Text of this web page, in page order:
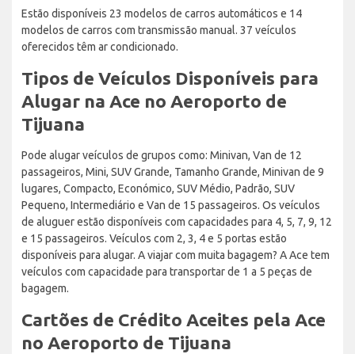
Estão disponíveis 23 modelos de carros automáticos e 14
modelos de carros com transmissão manual. 37 veículos
oferecidos têm ar condicionado.
Tipos de Veículos Disponíveis para
Alugar na Ace no Aeroporto de
Tijuana
Pode alugar veículos de grupos como: Minivan, Van de 12
passageiros, Mini, SUV Grande, Tamanho Grande, Minivan de 9
lugares, Compacto, Económico, SUV Médio, Padrão, SUV
Pequeno, Intermediário e Van de 15 passageiros. Os veículos
de aluguer estão disponíveis com capacidades para 4, 5, 7, 9, 12
e 15 passageiros. Veículos com 2, 3, 4 e 5 portas estão
disponíveis para alugar. A viajar com muita bagagem? A Ace tem
veículos com capacidade para transportar de 1 a 5 peças de
bagagem.
Cartões de Crédito Aceites pela Ace
no Aeroporto de Tijuana